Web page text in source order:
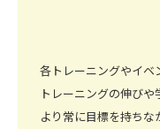
各トレーニングやイベ
トレーニングの伸び
より常に目標を持ち